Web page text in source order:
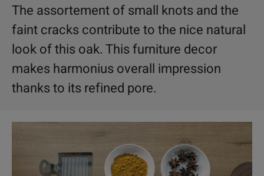
The assortement of small knots and the
faint cracks contribute to the nice natural
look of this oak. This furniture decor
makes harmonius overall impression
thanks to its refined pore.